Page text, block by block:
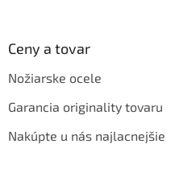
Ceny a tovar
Nožiarske ocele
Garancia originality tovaru
Nakúpte u nás najlacnejšie